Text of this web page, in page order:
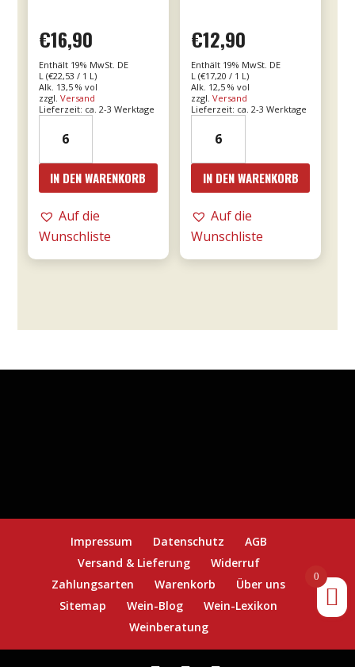
€16,90
Enthält 19% MwSt. DE
L (€22,53 / 1 L)
Alk. 13,5 % vol
zzgl. Versand
Lieferzeit: ca. 2-3 Werktage
Valpolicella
Ripasso
0,75l
DOC
-
IN DEN WARENKORB
Auf die
Wunschliste
€12,90
Enthält 19% MwSt. DE
L (€17,20 / 1 L)
Alk. 12,5 % vol
zzgl.Versand
Lieferzeit: ca. 2-3 Werktage
Le
Fornaci
Rosé
0,75l
IN DEN WARENKORB
Auf die
Wunschliste
Impressum Datenschutz
AGB
Versand & Lieferung
Widerruf
Zahlungsarten
Warenkorb
Über uns
Sitemap
Wein-Blog
Wein-Lexikon
Weinberatung
0